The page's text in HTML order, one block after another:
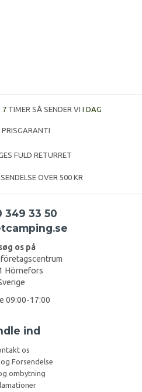
7TIMER SÅ SENDER VI I DAG
PRISGARANTI
FULD RETURRET
OVER 500 KR
349 33 50
os på
Hörnefors
09:00-17:00
ind
os
Forsendelse
ombytning